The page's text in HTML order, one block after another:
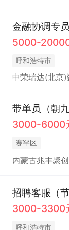
金融协调专
5000-
呼和浩特市
中荣瑞达(北京)
带单员（朝
3000-6000
赛罕区
内蒙古兆丰聚
招聘客服（
3000-3300
呼和浩特市